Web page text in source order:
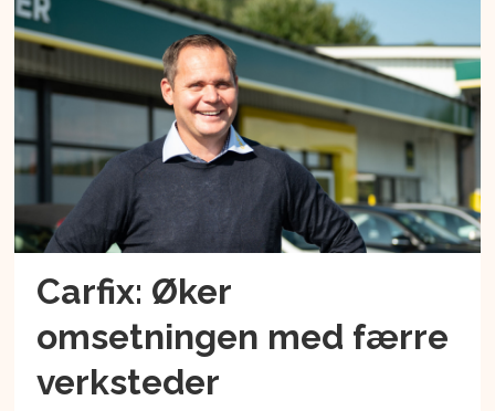
Carfix: Øker
omsetningen med færre
verksteder